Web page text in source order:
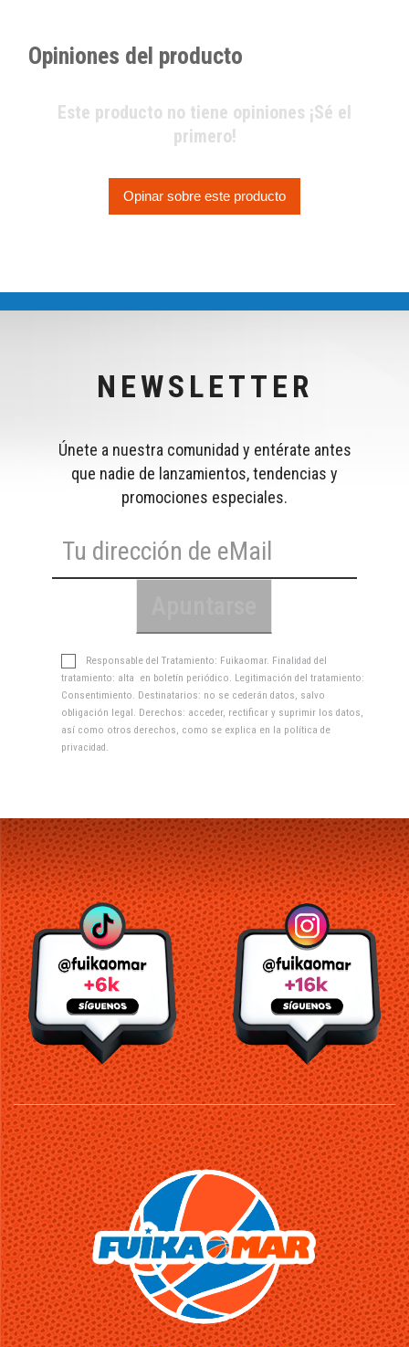
Opiniones del producto
Este producto no tiene opiniones ¡Sé el
primero!
Opinar sobre este producto
NEWSLETTER
Únete a nuestra comunidad y entérate antes
que nadie de lanzamientos, tendencias y
promociones especiales.
Responsable del Tratamiento: Fuikaomar. Finalidad del
tratamiento: alta en boletín periódico. Legitimación del tratamiento:
Consentimiento. Destinatarios: no se cederán datos, salvo
obligación legal. Derechos: acceder, rectificar y suprimir los datos,
así como otros derechos, como se explica en la política de
privacidad .